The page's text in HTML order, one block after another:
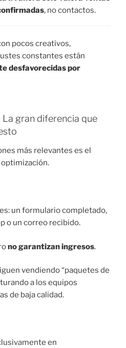
, no contactos.
pocos creativos,
constantes están
desfavorecidas por
La gran diferencia que
más relevantes es el
un formulario completado,
o un correo recibido.
no garantizan ingresos.
vendiendo “paquetes de
a los equipos
de baja calidad.
en